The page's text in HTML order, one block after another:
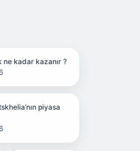
ne kadar kazanır ?
piyasa